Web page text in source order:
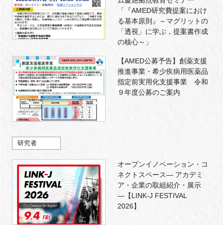
「『AMED研究費提案におけ
る基本原則』～マグリットの
「透視」に学ぶ，提案書作成
の核心～」
【AMED公募予告】創薬支援
推進事業・希少疾病用医薬品
指定前実用化支援事業 令和
９年度公募のご案内
研究者
オープンイノベーション・コ
ネクトスペース― アカデミ
ア・企業の取組紹介・展示
―【LINK-J FESTIVAL
2026】